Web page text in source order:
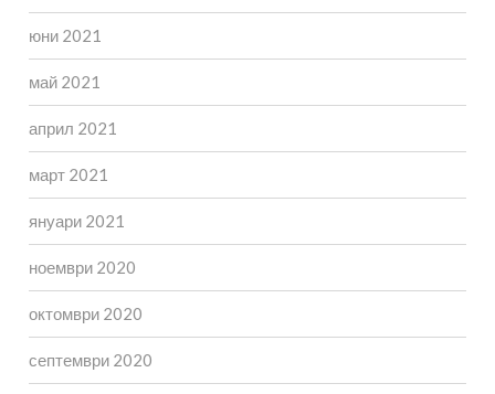
юни 2021
май 2021
април 2021
март 2021
януари 2021
ноември 2020
октомври 2020
септември 2020